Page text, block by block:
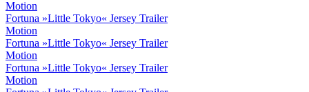
Motion
Fortuna »Little Tokyo« Jersey Trailer
Motion
Fortuna »Little Tokyo« Jersey Trailer
Motion
Fortuna »Little Tokyo« Jersey Trailer
Motion